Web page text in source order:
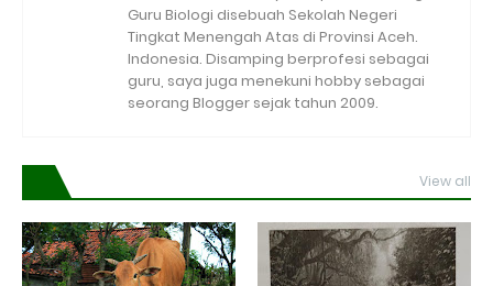
Guru Biologi disebuah Sekolah Negeri
Tingkat Menengah Atas di Provinsi Aceh.
Indonesia. Disamping berprofesi sebagai
guru, saya juga menekuni hobby sebagai
seorang Blogger sejak tahun 2009.
View all